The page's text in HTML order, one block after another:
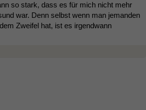
so stark, dass es für mich nicht mehr
war. Denn selbst wenn man jemanden
Zweifel hat, ist es irgendwann